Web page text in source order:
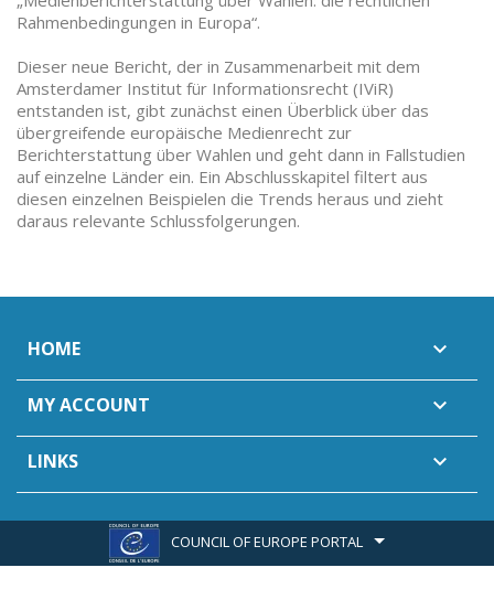
Rahmenbedingungen in Europa“.
Dieser neue Bericht, der in Zusammenarbeit mit dem
Amsterdamer Institut für Informationsrecht (IViR)
entstanden ist, gibt zunächst einen Überblick über das
übergreifende europäische Medienrecht zur
Berichterstattung über Wahlen und geht dann in Fallstudien
auf einzelne Länder ein. Ein Abschlusskapitel filtert aus
diesen einzelnen Beispielen die Trends heraus und zieht
daraus relevante Schlussfolgerungen.
HOME 
MY ACCOUNT 
LINKS 
COUNCIL OF EUROPE PORTAL